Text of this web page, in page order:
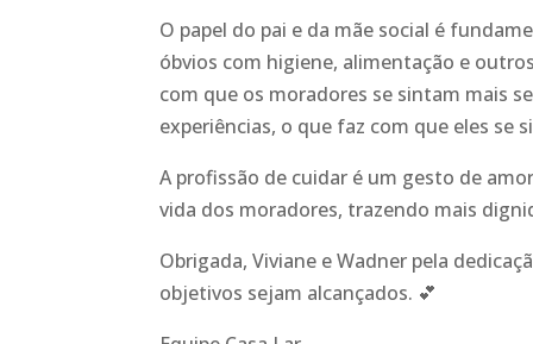
O papel do pai e da mãe social é
óbvios com higiene, alimentação e
com que os moradores se sintam mais
experiências, o que faz com que eles se
A profissão de cuidar é um gesto de
vida dos moradores, trazendo mais
Obrigada, Viviane e Wadner pela
objetivos sejam alcançados. 💕